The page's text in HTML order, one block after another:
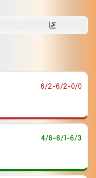
6/2-6/2-0/0
4/6-6/1-6/3